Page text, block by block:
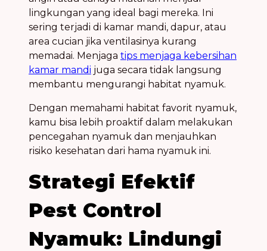
lingkungan yang ideal bagi mereka. Ini
sering terjadi di kamar mandi, dapur, atau
area cucian jika ventilasinya kurang
memadai. Menjaga tips menjaga kebersihan
kamar mandi juga secara tidak langsung
membantu mengurangi habitat nyamuk.
Dengan memahami habitat favorit nyamuk,
kamu bisa lebih proaktif dalam melakukan
pencegahan nyamuk dan menjauhkan
risiko kesehatan dari hama nyamuk ini.
Strategi Efektif
Pest Control
Nyamuk: Lindungi